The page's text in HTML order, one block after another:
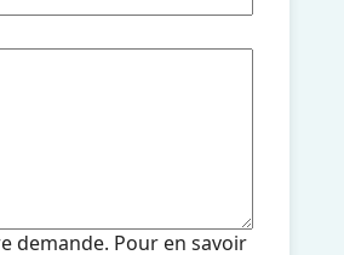
demande. Pour en savoir